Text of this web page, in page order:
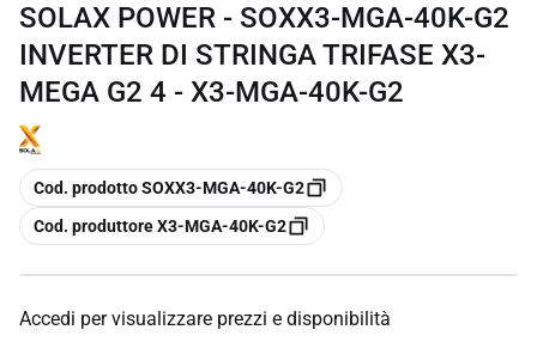
SOLAX POWER - SOXX3-MGA-40K-G2
INVERTER DI STRINGA TRIFASE X3-
MEGA G2 4 - X3-MGA-40K-G2
copia
Cod. prodotto SOXX3-MGA-40K-G2
copia
Cod. produttore X3-MGA-40K-G2
Accedi per visualizzare prezzi e disponibilità